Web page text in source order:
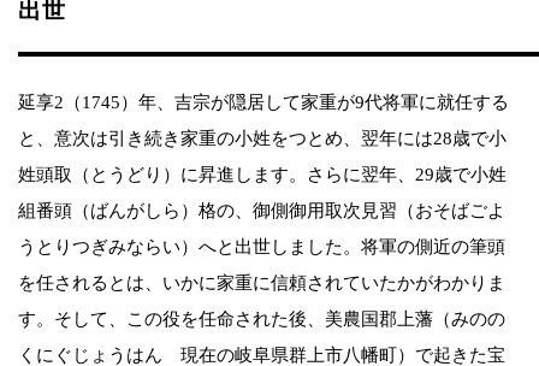
出世
延享2（1745）年、吉宗が隠居して家重が9代将軍に就任する
と、意次は引き続き家重の小姓をつとめ、翌年には28歳で小
姓頭取（とうどり）に昇進します。さらに翌年、29歳で小姓
組番頭（ばんがしら）格の、御側御用取次見習（おそばごよ
うとりつぎみならい）へと出世しました。将軍の側近の筆頭
を任されるとは、いかに家重に信頼されていたかがわかりま
す。そして、この役を任命された後、美農国郡上藩（みのの
くにぐじょうはん 現在の岐阜県群上市八幡町）で起きた宝